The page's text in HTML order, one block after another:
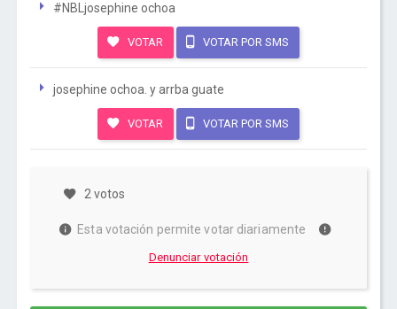
#NBLjosephine ochoa
VOTAR VOTAR POR SMS
josephine ochoa. y arrba guate
VOTAR VOTAR POR SMS
2 votos
Esta votación permite votar diariamente
Denunciar votación